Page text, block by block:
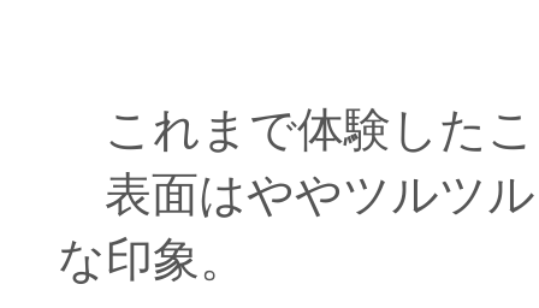
これまで体験した
表面はややツルツ
な印象。